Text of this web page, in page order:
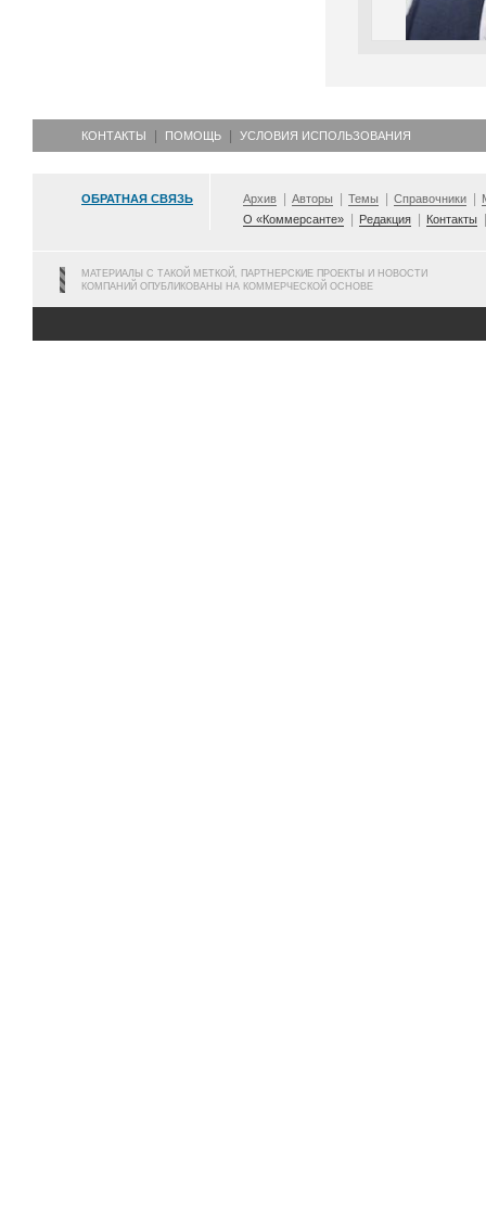
КОНТАКТЫ ПОМОЩЬ УСЛОВИЯ ИСПОЛЬЗОВАНИЯ
ОБРАТНАЯ СВЯЗЬ Архив Авторы Темы Справочники
О «Коммерсанте»
Редакция Контакты
МАТЕРИАЛЫ С ТАКОЙ МЕТКОЙ, ПАРТНЕРСКИЕ ПРОЕКТЫ И НОВОСТИ
КОМПАНИЙ ОПУБЛИКОВАНЫ НА КОММЕРЧЕСКОЙ ОСНОВЕ